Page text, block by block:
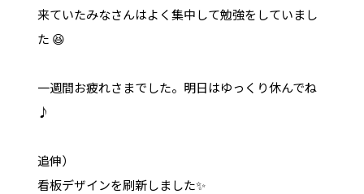
来ていたみなさんはよく集中して勉強をしていまし
た 😆
一週間お疲れさまでした。明日はゆっくり休んでね
♪
追伸）
看板デザインを刷新しました✨